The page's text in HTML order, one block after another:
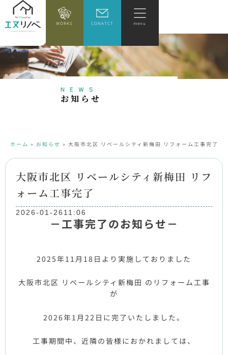
WORKS CONATCT menu
NEWS
お知 ら せ
ホーム » お知らせ » 大阪市北区 リベールシティ新梅田 リフォーム工事完了
大阪市北区 リベールシティ新梅田 リフ
ォーム工事完了
2026-01-26 11:06
－工事完了のお知らせ－
2025年11月18日より実施しておりました
大阪市北区 リベールシティ新梅田 のリフォーム工事
が
2026年1月22日に完了いたしました。
工事期間中、近隣の皆様におかれましては、